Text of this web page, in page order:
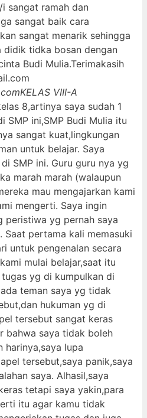
sangat ramah dan
sangat baik cara
sangat menarik sehingga
tidka bosan dengan
Budi Mulia.Terimakasih
KELAS VIII-A
8,artinya saya sudah 1
SMP ini,SMP Budi Mulia itu
sangat kuat,lingkungan
untuk belajar. Saya
SMP ini. Guru guru nya yg
marah marah (walaupun
mau mengajarkan kami
mengerti. Saya ingin
peristiwa yg pernah saya
Saat pertama kali memasuki
untuk pengenalan secara
mulai belajar,saat itu
yg di kumpulkan di
teman saya yg tidak
hukuman yg di
tersebut sangat keras
bahwa saya tidak boleh
harinya,saya lupa
tersebut,saya panik,saya
saya. Alhasil,saya
tetapi saya yakin,para
itu agar kamu tidak